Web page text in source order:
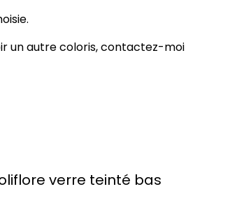
un autre coloris, contactez-moi
verre teinté bas